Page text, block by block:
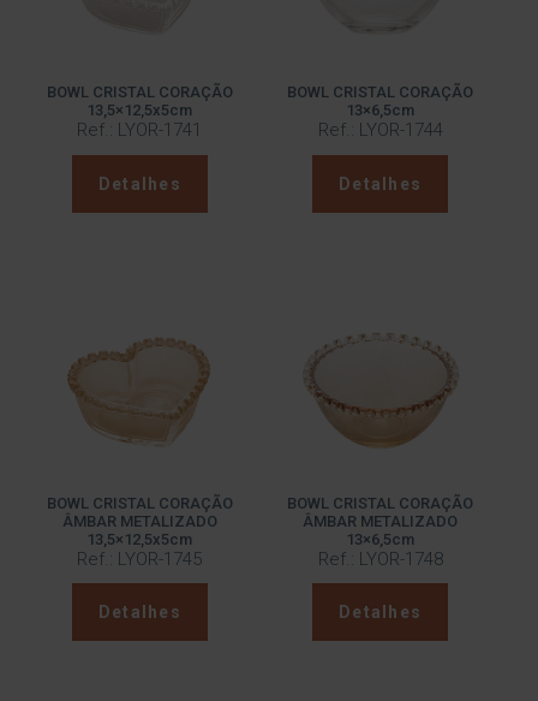
BOWL CRISTAL CORAÇÃO
13,5×12,5x5cm
Ref.: LYOR-1741
Detalhes
BOWL CRISTAL CORAÇÃO
13×6,5cm
Ref.: LYOR-1744
Detalhes
BOWL CRISTAL CORAÇÃO
ÂMBAR METALIZADO
13,5×12,5x5cm
Ref.: LYOR-1745
Detalhes
BOWL CRISTAL CORAÇÃO
ÂMBAR METALIZADO
13×6,5cm
Ref.: LYOR-1748
Detalhes